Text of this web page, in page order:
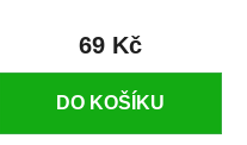
69 Kč
DO KOŠÍKU